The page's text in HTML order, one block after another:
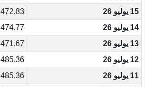
15 يوليو 26
472.83
14 يوليو 26
474.77
13 يوليو 26
471.67
12 يوليو 26
485.36
11 يوليو 26
485.36